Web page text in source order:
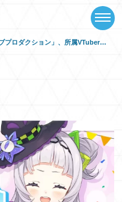
「紫咲シオン」がYouTubeチャンネル登録者数100万人突破！